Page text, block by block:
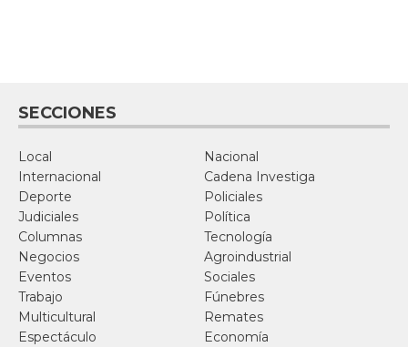
SECCIONES
Local
Nacional
Internacional
Cadena Investiga
Deporte
Policiales
Judiciales
Política
Columnas
Tecnología
Negocios
Agroindustrial
Eventos
Sociales
Trabajo
Fúnebres
Multicultural
Remates
Espectáculo
Economía